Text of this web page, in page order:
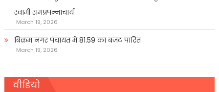
स्वामी रामप्रपन्नाचार्य
March 19, 2026
बिक्रम नगर पंचायत में 81.59 का बजट पारित
March 19, 2026
वीडियो